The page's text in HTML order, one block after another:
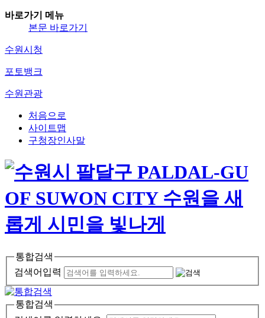
바로가기 메뉴
본문 바로가기
수원시청
포토뱅크
수원관광
처음으로
사이트맵
구청장인사말
통합검색
검색어입력
통합검색